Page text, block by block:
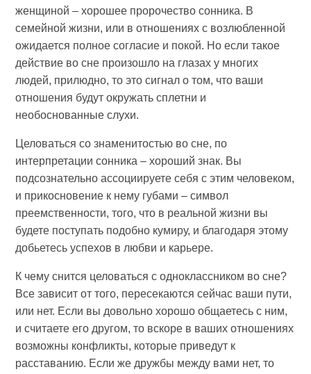
женщиной – хорошее пророчество сонника. В
семейной жизни, или в отношениях с возлюбленной
ожидается полное согласие и покой. Но если такое
действие во сне произошло на глазах у многих
людей, прилюдно, то это сигнал о том, что ваши
отношения будут окружать сплетни и
необоснованные слухи.
Целоваться со знаменитостью во сне, по
интерпретации сонника – хороший знак. Вы
подсознательно ассоциируете себя с этим человеком,
и прикосновение к нему губами – символ
преемственности, того, что в реальной жизни вы
будете поступать подобно кумиру, и благодаря этому
добьетесь успехов в любви и карьере.
К чему снится целоваться с одноклассником во сне?
Все зависит от того, пересекаются сейчас ваши пути,
или нет. Если вы довольно хорошо общаетесь с ним,
и считаете его другом, то вскоре в ваших отношениях
возможны конфликты, которые приведут к
расставанию. Если же дружбы между вами нет, то